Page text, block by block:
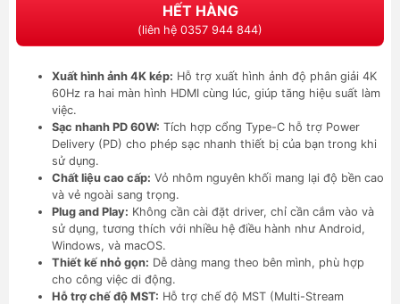
HẾT HÀNG
(liên hệ 0357 944 844)
Xuất hình ảnh 4K kép: Hỗ trợ xuất hình ảnh độ phân giải 4K
60Hz ra hai màn hình HDMI cùng lúc, giúp tăng hiệu suất làm
việc.
Sạc nhanh PD 60W: Tích hợp cổng Type-C hỗ trợ Power
Delivery (PD) cho phép sạc nhanh thiết bị của bạn trong khi
sử dụng.
Chất liệu cao cấp: Vỏ nhôm nguyên khối mang lại độ bền cao
và vẻ ngoài sang trọng.
Plug and Play: Không cần cài đặt driver, chỉ cần cắm vào và
sử dụng, tương thích với nhiều hệ điều hành như Android,
Windows, và macOS.
Thiết kế nhỏ gọn: Dễ dàng mang theo bên mình, phù hợp
cho công việc di động.
Hỗ trợ chế độ MST: Hỗ trợ chế độ MST (Multi-Stream